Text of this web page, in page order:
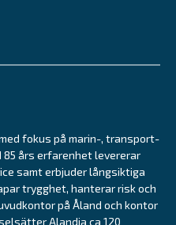
fokus på marin-, transport-
års erfarenhet levererar
samt erbjuder långsiktiga
trygghet, hanterar risk och
på Åland och kontor
Alandia ca 120